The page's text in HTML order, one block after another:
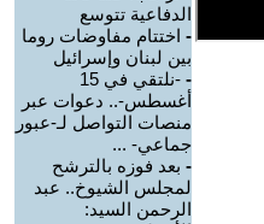
الدفاعية تتوسع
- اختتام مفاوضات روما
بين لبنان وإسرائيل
-
-نلتقي في 15
أغسطس-.. دعوات عبر
منصات التواصل لـ-عبور
جماعي- ...
- بعد فوزه بالترشح
لمجلس الشيوخ.. عبد
الرحمن السيد: